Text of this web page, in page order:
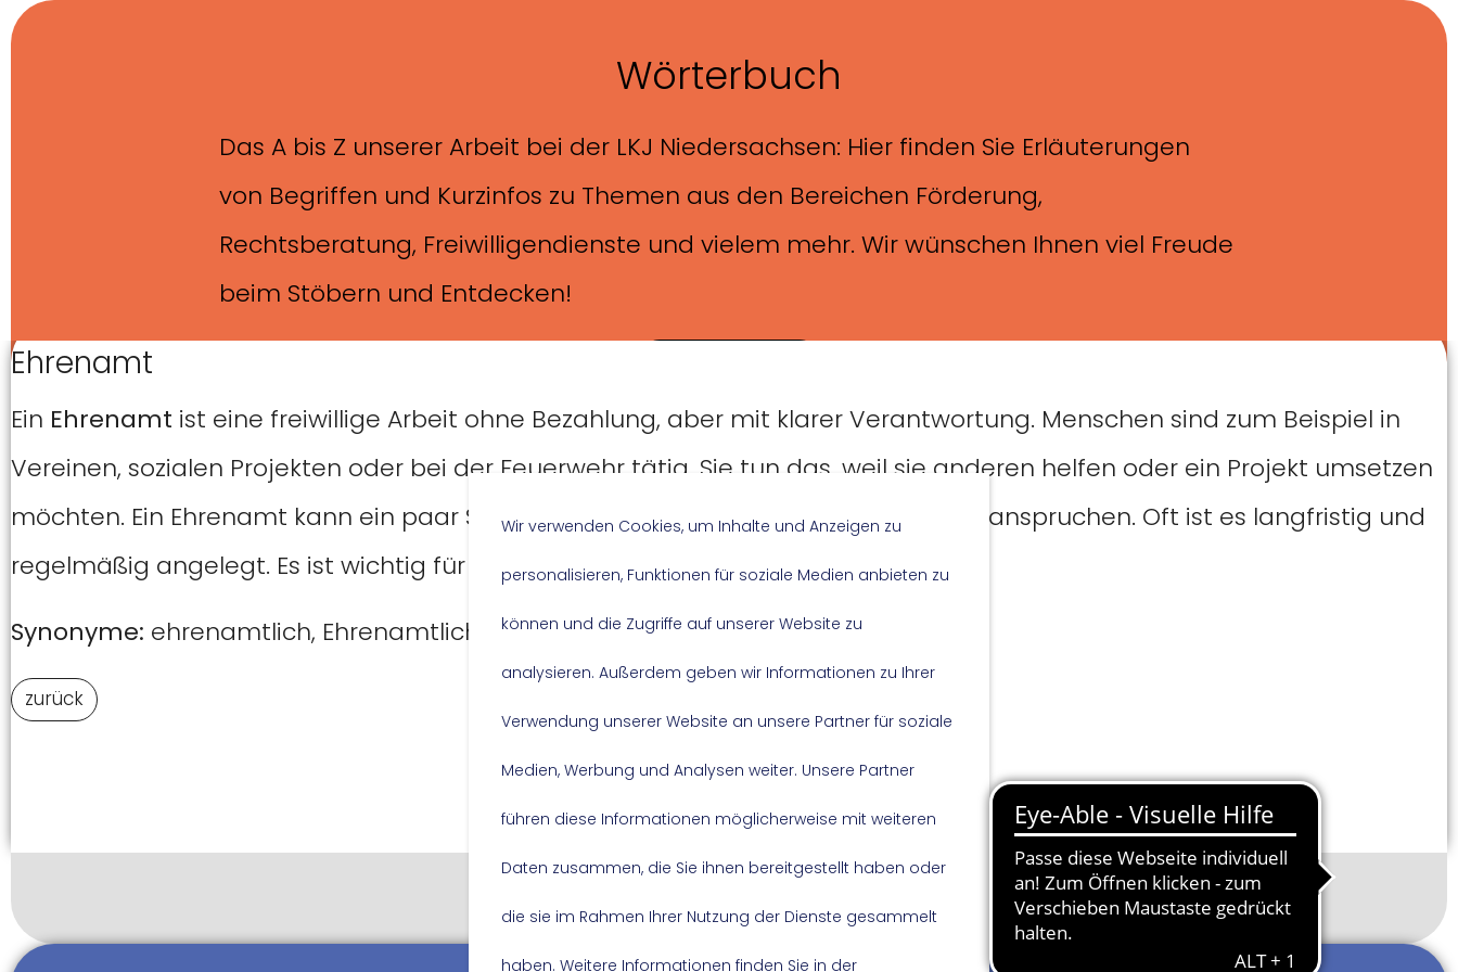
Skip to main content
Skip to page footer
Wörterbuch
Das A bis Z unserer Arbeit bei der LKJ Niedersachsen: Hier finden Sie Erläuterungen
von Begriffen und Kurzinfos zu Themen aus den Bereichen Förderung,
Rechtsberatung, Freiwilligendienste und vielem mehr. Wir wünschen Ihnen viel Freude
beim Stöbern und Entdecken!
Ehrenamt
Ein Ehrenamt ist eine freiwillige Arbeit ohne Bezahlung, aber mit klarer Verantwortung. Menschen sind zum Beispiel in
Vereinen, sozialen Projekten oder bei der Feuerwehr tätig. Sie tun das, weil sie anderen helfen oder ein Projekt umsetzen
möchten. Ein Ehrenamt kann ein paar Stunden pro Woche oder auch mehr Zeit beanspruchen. Oft ist es langfristig und
regelmäßig angelegt. Es ist wichtig für die Gesellschaft.
Synonyme: ehrenamtlich, Ehrenamtliche, ehrenamtlichen
zurück
Wir verwenden Cookies, um Inhalte und Anzeigen zu
personalisieren, Funktionen für soziale Medien anbieten zu
können und die Zugriffe auf unserer Website zu
analysieren. Außerdem geben wir Informationen zu Ihrer
Verwendung unserer Website an unsere Partner für soziale
Medien, Werbung und Analysen weiter. Unsere Partner
führen diese Informationen möglicherweise mit weiteren
Daten zusammen, die Sie ihnen bereitgestellt haben oder
die sie im Rahmen Ihrer Nutzung der Dienste gesammelt
haben. Weitere Informationen finden Sie in der